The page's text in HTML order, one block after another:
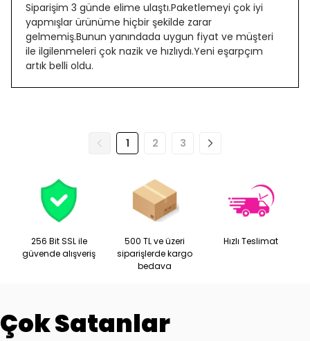
Siparişim 3 günde elime ulaştı.Paketlemeyi çok iyi
yapmışlar ürünüme hiçbir şekilde zarar
gelmemiş.Bunun yanındada uygun fiyat ve müşteri
ile ilgilenmeleri çok nazik ve hızlıydı.Yeni eşarpçım
artık belli oldu.
1 2 3
256 Bit SSL ile
güvende alışveriş
500 TL ve üzeri
siparişlerde kargo
bedava
Hızlı Teslimat
Çok Satanlar